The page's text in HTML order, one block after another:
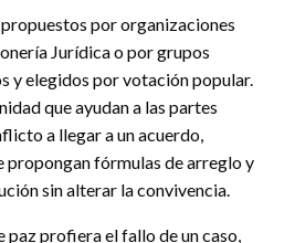
propuestos por organizaciones
Jurídica o por grupos
y elegidos por votación popular.
que ayudan a las partes
a llegar a un acuerdo,
propongan fórmulas de arreglo y
sin alterar la convivencia.
paz profiera el fallo de un caso,